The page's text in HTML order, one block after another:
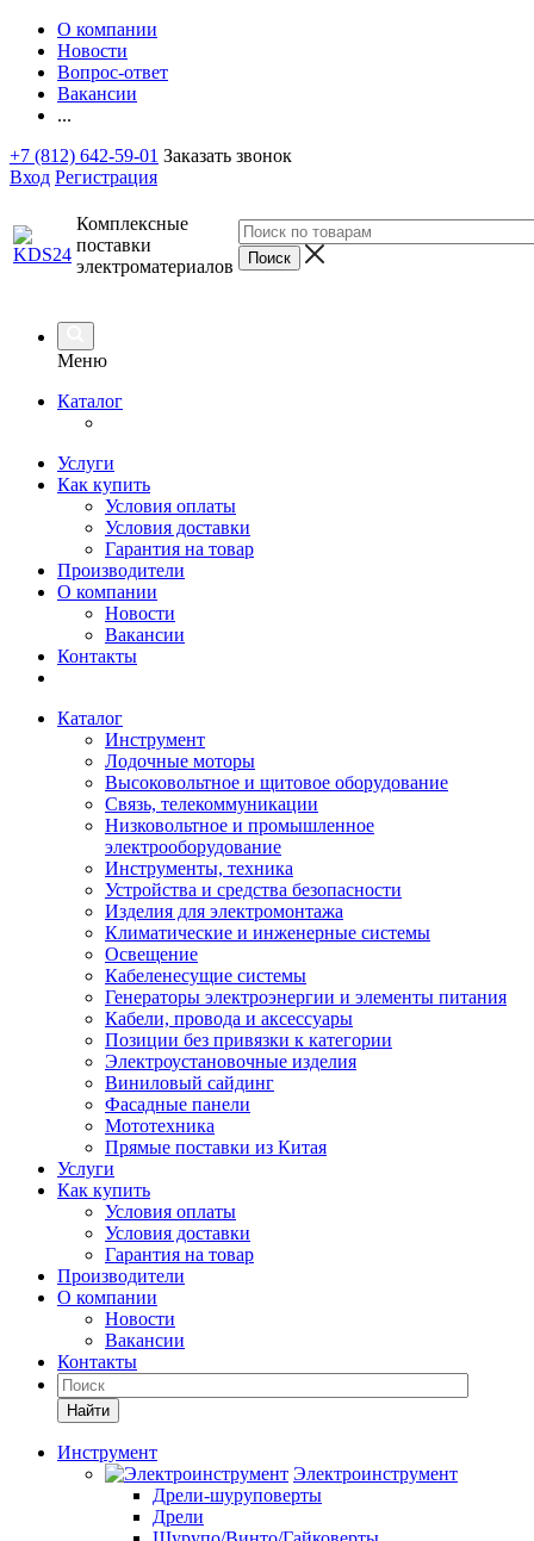
О компании
Новости
Вопрос-ответ
Вакансии
...
+7 (812) 642-59-01 Заказать звонок
Вход Регистрация
Комплексные
поставки
электроматериалов
Меню
Каталог
Услуги
Как купить
Условия оплаты
Условия доставки
Гарантия на товар
Производители
О компании
Новости
Вакансии
Контакты
Каталог
Инструмент
Лодочные моторы
Высоковольтное и щитовое оборудование
Связь, телекоммуникации
Низковольтное и промышленное
электрооборудование
Инструменты, техника
Устройства и средства безопасности
Изделия для электромонтажа
Климатические и инженерные системы
Освещение
Кабеленесущие системы
Генераторы электроэнергии и элементы питания
Кабели, провода и аксессуары
Позиции без привязки к категории
Электроустановочные изделия
Виниловый сайдинг
Фасадные панели
Мототехника
Прямые поставки из Китая
Услуги
Как купить
Условия оплаты
Условия доставки
Гарантия на товар
Производители
О компании
Новости
Вакансии
Контакты
Найти
Инструмент
Электроинструмент
Дрели-шуруповерты
Дрели